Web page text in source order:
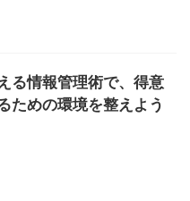
る情報管理術で、得意
ための環境を整えよう